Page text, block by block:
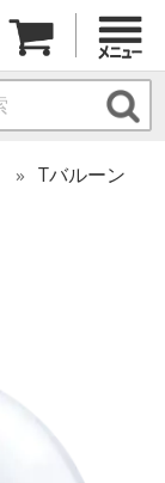
Tバルーン